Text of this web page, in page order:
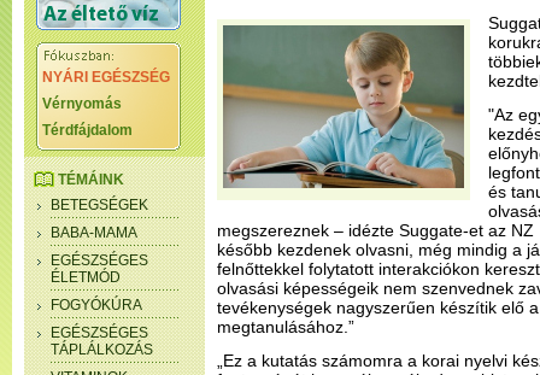
NYÁRI EGÉSZSÉG
Vérnyomás
Térdfájdalom
TÉMÁINK
BETEGSÉGEK
BABA-MAMA
EGÉSZSÉGES
ÉLETMÓD
FOGYÓKÚRA
EGÉSZSÉGES
TÁPLÁLKOZÁS
"Az
és
megszereznek – idézte Suggate-et az
később kezdenek olvasni, még mindig a
felnőttekkel folytatott interakciókon
olvasási képességeik nem szenvednek
tevékenységek nagyszerűen készítik elő
megtanulásához.”
„Ez a kutatás számomra a korai nyelvi